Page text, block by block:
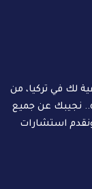
لك في تركيا، من
نجيبك عن جميع
ونقدم استشارات